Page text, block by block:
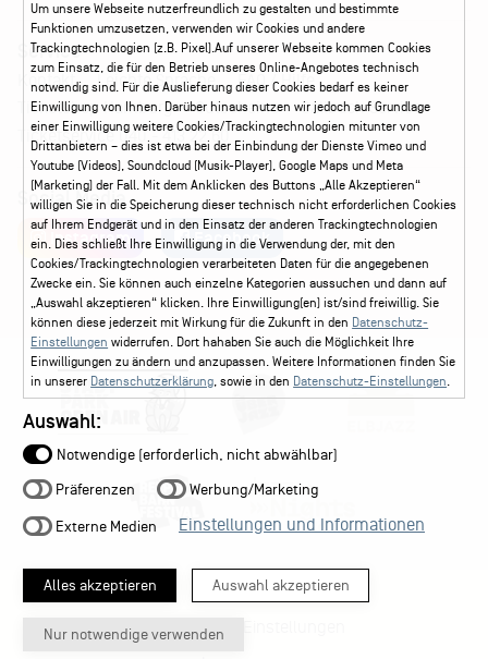
Service
Kontakt Leichte Sprache
FAQ / Hilfe
Ticketshop Hamburg
Gutscheine
Callback-Service
Ticketservice 040 - 413 22 60
Social Media
Instagram Facebook
Datenschutz-Einstellungen
Um unsere Webseite nutzerfreundlich zu gestalten und bestimmte
Funktionen umzusetzen, verwenden wir Cookies und andere
Trackingtechnologien (z.B. Pixel).Auf unserer Webseite kommen Cookies
zum Einsatz, die für den Betrieb unseres Online-Angebotes technisch
notwendig sind. Für die Auslieferung dieser Cookies bedarf es keiner
Einwilligung von Ihnen. Darüber hinaus nutzen wir jedoch auf Grundlage
einer Einwilligung weitere Cookies/Trackingtechnologien mitunter von
Drittanbietern – dies ist etwa bei der Einbindung der Dienste Vimeo und
Youtube (Videos), Soundcloud (Musik-Player), Google Maps und Meta
(Marketing) der Fall. Mit dem Anklicken des Buttons „Alle Akzeptieren“
willigen Sie in die Speicherung dieser technisch nicht erforderlichen Cookies
auf Ihrem Endgerät und in den Einsatz der anderen Trackingtechnologien
ein. Dies schließt Ihre Einwilligung in die Verwendung der, mit den
Cookies/Trackingtechnologien verarbeiteten Daten für die angegebenen
Zwecke ein. Sie können auch einzelne Kategorien aussuchen und dann auf
„Auswahl akzeptieren“ klicken. Ihre Einwilligung(en) ist/sind freiwillig. Sie
können diese jederzeit mit Wirkung für die Zukunft in den Datenschutz-
Einstellungen widerrufen. Dort hahaben Sie auch die Möglichkeit Ihre
Einwilligungen zu ändern und anzupassen. Weitere Informationen finden Sie
in unserer Datenschutzerklärung, sowie in den Datenschutz-Einstellungen.
Auswahl:
Notwendige (erforderlich, nicht abwählbar)
Präferenzen Werbung/Marketing
Externe Medien Einstellungen und Informationen
Alles akzeptieren Auswahl akzeptieren
Nur notwendige verwenden